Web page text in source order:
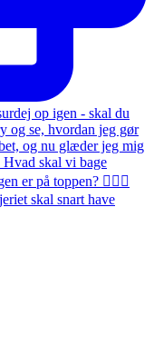
skal snart have